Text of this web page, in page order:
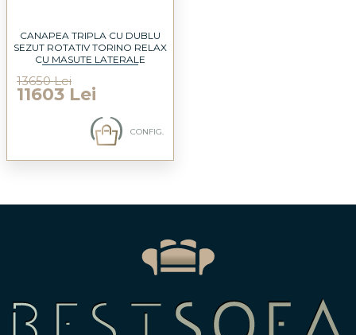
CANAPEA TRIPLA CU DUBLU
SEZUT ROTATIV TORINO RELAX
CU MASUTE LATERALE
REGLABILE, SPATAR AJUSTABIL,
COTIERE REGLABILE,
13650 Lei
11603 Lei
CONFIG.